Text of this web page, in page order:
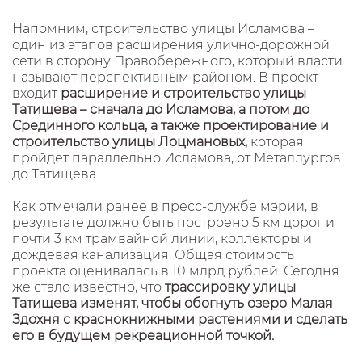
Напомним, строительство улицы Исламова –
один из этапов расширения улично-дорожной
сети в сторону Правобережного, который власти
называют перспективным районом. В проект
входит расширение и строительство улицы
Татищева – сначала до Исламова, а потом до
Срединного кольца, а также проектирование и
строительство улицы Лоцмановых, которая
пройдет параллельно Исламова, от Металлургов
до Татищева.
Как отмечали ранее в пресс-службе мэрии, в
результате должно быть построено 5 км дорог и
почти 3 км трамвайной линии, коллекторы и
дождевая канализация. Общая стоимость
проекта оценивалась в 10 млрд рублей. Сегодня
же стало известно, что трассировку улицы
Татищева изменят, чтобы обогнуть озеро Малая
Здохня с краснокнижными растениями и сделать
его в будущем рекреационной точкой.